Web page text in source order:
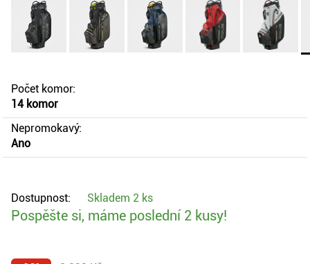
Počet komor:
14 komor
Nepromokavý:
Ano
Dostupnost: Skladem 2 ks
Pospěšte si, máme poslední 2 kusy!